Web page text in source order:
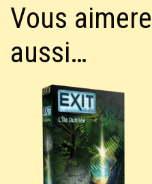
Vous
aussi…